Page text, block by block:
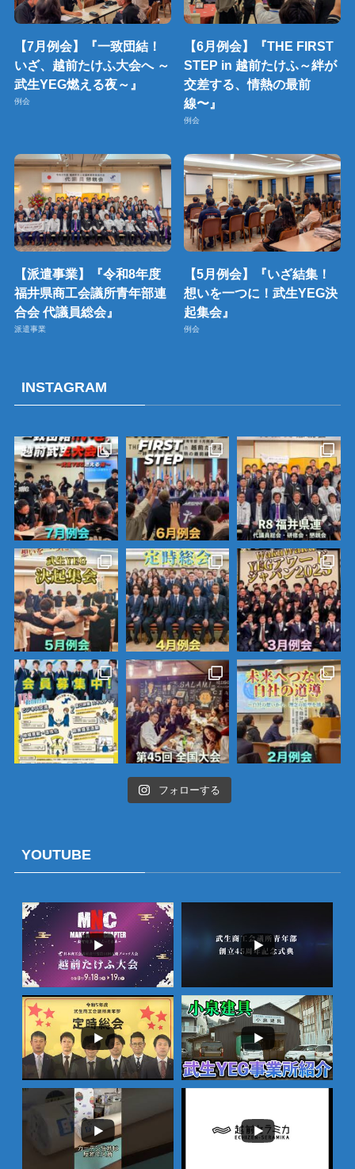
【7月例会】『一致団結！
いざ、越前たけふ大会へ ～
武生YEG燃える夜～』
例会
【6月例会】『THE FIRST
STEP in 越前たけふ～絆が
交差する、情熱の最前
線〜』
例会
【派遣事業】『令和8年度
福井県商工会議所青年部連
合会 代議員総会』
派遣事業
【5月例会】『いざ結集！
想いを一つに！武生YEG決
起集会』
例会
INSTAGRAM
フォローする
YOUTUBE